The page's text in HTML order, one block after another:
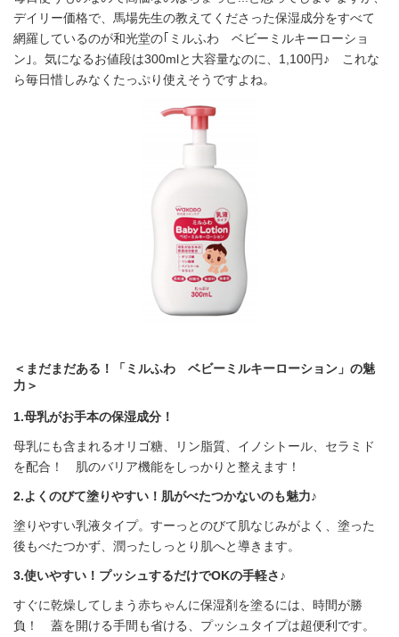
デイリー価格で、馬場先生の教えてくださった保湿成分をすべて
網羅しているのが和光堂の｢ミルふわ ベビーミルキーローショ
ン｣。気になるお値段は300mlと大容量なのに、1,100円♪ これな
ら毎日惜しみなくたっぷり使えそうですよね。
＜まだまだある！「ミルふわ ベビーミルキーローション」の魅
力＞
1.母乳がお手本の保湿成分！
母乳にも含まれるオリゴ糖、リン脂質、イノシトール、セラミド
を配合！ 肌のバリア機能をしっかりと整えます！
2.よくのびて塗りやすい！肌がべたつかないのも魅力♪
塗りやすい乳液タイプ。すーっとのびて肌なじみがよく、塗った
後もべたつかず、潤ったしっとり肌へと導きます。
3.使いやすい！プッシュするだけでOKの手軽さ♪
すぐに乾燥してしまう赤ちゃんに保湿剤を塗るには、時間が勝
負！ 蓋を開ける手間も省ける、プッシュタイプは超便利です。